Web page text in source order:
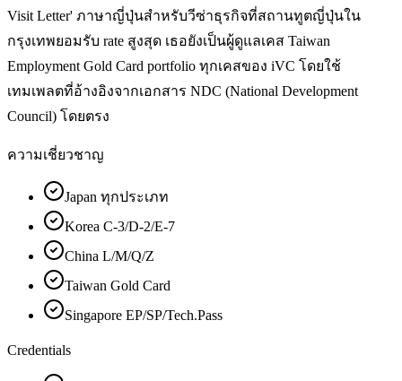
Visit Letter' ภาษาญี่ปุ่นสำหรับวีซ่าธุรกิจที่สถานทูตญี่ปุ่นใน
กรุงเทพยอมรับ rate สูงสุด เธอยังเป็นผู้ดูแลเคส Taiwan
Employment Gold Card portfolio ทุกเคสของ iVC โดยใช้
เทมเพลตที่อ้างอิงจากเอกสาร NDC (National Development
Council) โดยตรง
ความเชี่ยวชาญ
Japan ทุกประเภท
Korea C-3/D-2/E-7
China L/M/Q/Z
Taiwan Gold Card
Singapore EP/SP/Tech.Pass
Credentials